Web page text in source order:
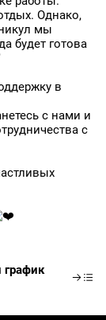
Однако,
мы
будет готова
в
с нами и
с
график